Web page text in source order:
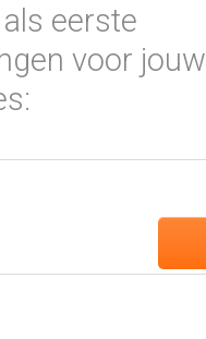
eerste
voor jouw